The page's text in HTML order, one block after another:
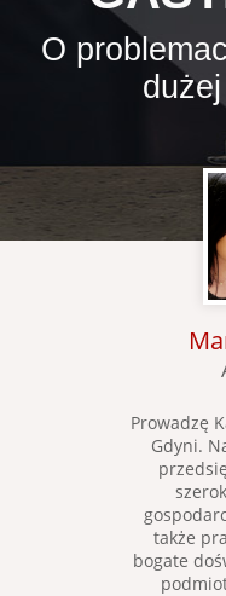
O
Prowadzę
Gdyni.
także
bogate